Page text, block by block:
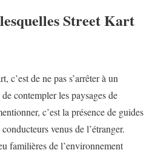
Street Kart
c’est de ne pas s’arrêter à un
contempler les paysages de
c’est la présence de guides
venus de l’étranger.
familières de l’environnement